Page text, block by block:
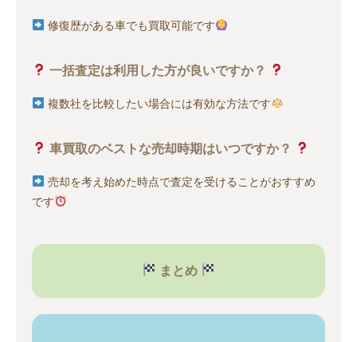
修復歴がある車でも買取可能です
一括査定は利用した方が良いですか？
複数社を比較したい場合には有効な方法です
車買取のベストな売却時期はいつですか？
売却を考え始めた時点で査定を受けることがおすすめ
です
まとめ